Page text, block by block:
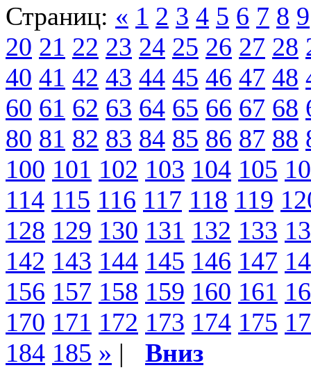
Страниц: « 1 2 3 4 5 6 7 8 9
20 21 22 23 24 25 26 27 28
40 41 42 43 44 45 46 47 48
60 61 62 63 64 65 66 67 68
80 81 82 83 84 85 86 87 88
100 101 102 103 104 105
114 115 116 117 118 119
128 129 130 131 132 133
142 143 144 145 146 147
156 157 158 159 160 161
170 171 172 173 174 175
184 185 » | Вниз